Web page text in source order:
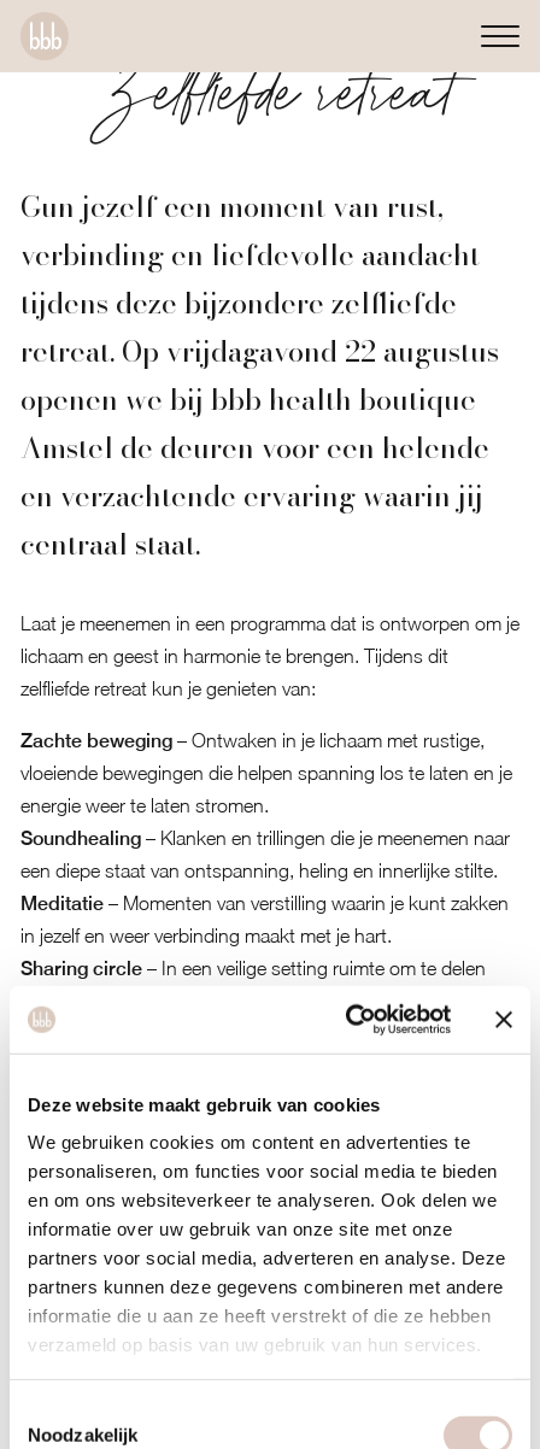
Deze website maakt gebruik van cookies
We gebruiken cookies om content en advertenties te
personaliseren, om functies voor social media te bieden
en om ons websiteverkeer te analyseren. Ook delen we
informatie over uw gebruik van onze site met onze
partners voor social media, adverteren en analyse. Deze
partners kunnen deze gegevens combineren met andere
informatie die u aan ze heeft verstrekt of die ze hebben
verzameld op basis van uw gebruik van hun services.
Noodzakelijk
Zelfliefde retreat
Gun jezelf een moment van rust,
verbinding en liefdevolle aandacht
tijdens deze bijzondere zelfliefde
retreat. Op vrijdagavond 22 augustus
openen we bij bbb health boutique
Amstel de deuren voor een helende
en verzachtende ervaring waarin jij
centraal staat.
Laat je meenemen in een programma dat is ontworpen om je
lichaam en geest in harmonie te brengen. Tijdens dit
zelfliefde retreat kun je genieten van:
Zachte beweging– Ontwaken in je lichaam met rustige,
vloeiende bewegingen die helpen spanning los te laten en je
energie weer te laten stromen.
Soundhealing– Klanken en trillingen die je meenemen naar
een diepe staat van ontspanning, heling en innerlijke stilte.
Meditatie– Momenten van verstilling waarin je kunt zakken
in jezelf en weer verbinding maakt met je hart.
Sharing circle– In een veilige setting ruimte om te delen
wat er leeft in jou, met aandacht, zonder oordeel.
Deze middag staat helemaal in het teken van zelfliefde,